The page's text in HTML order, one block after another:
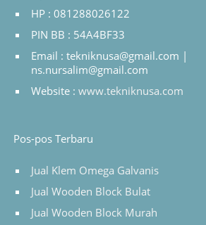
HP : 081288026122
PIN BB : 54A4BF33
Email : tekniknusa@gmail.com |
ns.nursalim@gmail.com
Website : www.tekniknusa.com
Pos-pos Terbaru
Jual Klem Omega Galvanis
Jual Wooden Block Bulat
Jual Wooden Block Murah